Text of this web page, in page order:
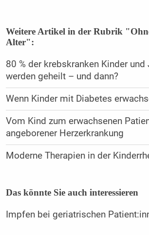
Weitere Artikel in der Rubrik
Alter":
80 % der krebskranken Kinder
werden geheilt – und dann?
Wenn Kinder mit Diabetes
Vom Kind zum erwachsenen
angeborener Herzerkrankung
Moderne Therapien in der
Das könnte Sie auch interessieren
Impfen bei geriatrischen